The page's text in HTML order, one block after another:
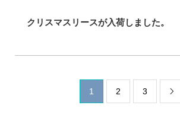
クリスマスリースが入荷しました。
1 2 3 